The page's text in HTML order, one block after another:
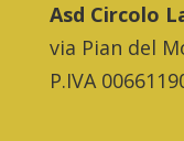
Asd Circolo
via Pian del
P.IVA